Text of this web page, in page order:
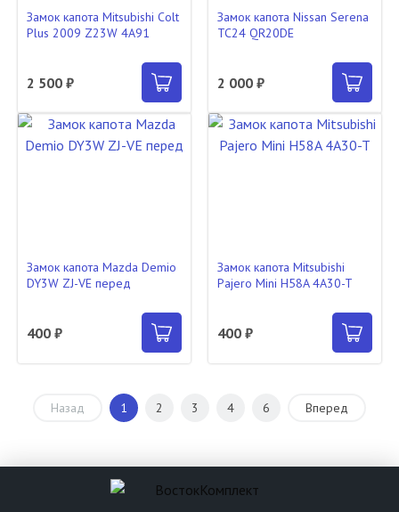
Замок капота Mitsubishi Colt
Plus 2009 Z23W 4A91
2 500 ₽
Замок капота Nissan Serena
TC24 QR20DE
2 000 ₽
Замок капота Mazda Demio
DY3W ZJ-VE перед
400 ₽
Замок капота Mitsubishi
Pajero Mini H58A 4A30-T
400 ₽
Назад 1 2 3 4 6 Вперед